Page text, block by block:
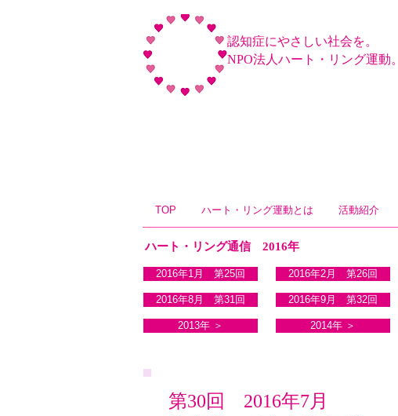
認知症にやさしい社会を。
NPO法人ハート・リング運動。
TOP ハート・リング運動とは 活動紹介
ハート・リング通信 2016年
2016年1月 第25回
2016年8月 第31回
2013年 ＞
2016年2月 第26回
2016年9月 第32回
2014年 ＞
第30回 2016年7月